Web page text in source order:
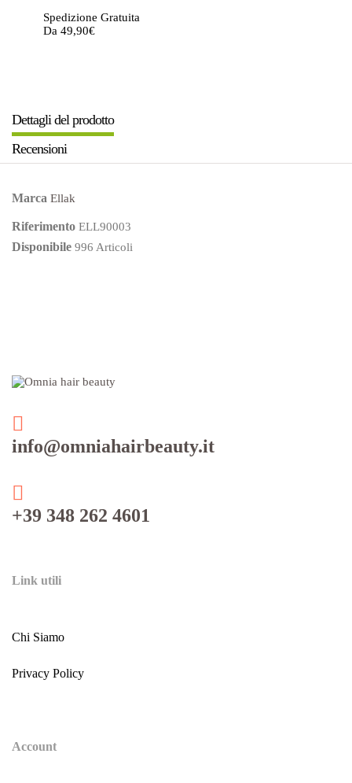
Spedizione Gratuita
Da 49,90€
Dettagli del prodotto
Recensioni
Marca Ellak
Riferimento ELL90003
Disponibile 996 Articoli
info@omniahairbeauty.it
+39 348 262 4601
Link utili
Chi Siamo
Privacy Policy
Account